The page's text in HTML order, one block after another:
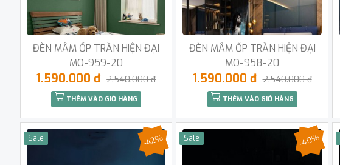
ĐÈN MÂM ỐP TRẦN HIỆN ĐẠI
MO-959-20
1.590.000 đ 2.540.000 đ
THÊM VÀO GIỎ HÀNG
ĐÈN MÂM ỐP TRẦN HIỆN ĐẠI
MO-958-20
1.590.000 đ 2.540.000 đ
THÊM VÀO GIỎ HÀNG
Sale -42% Sale -40%